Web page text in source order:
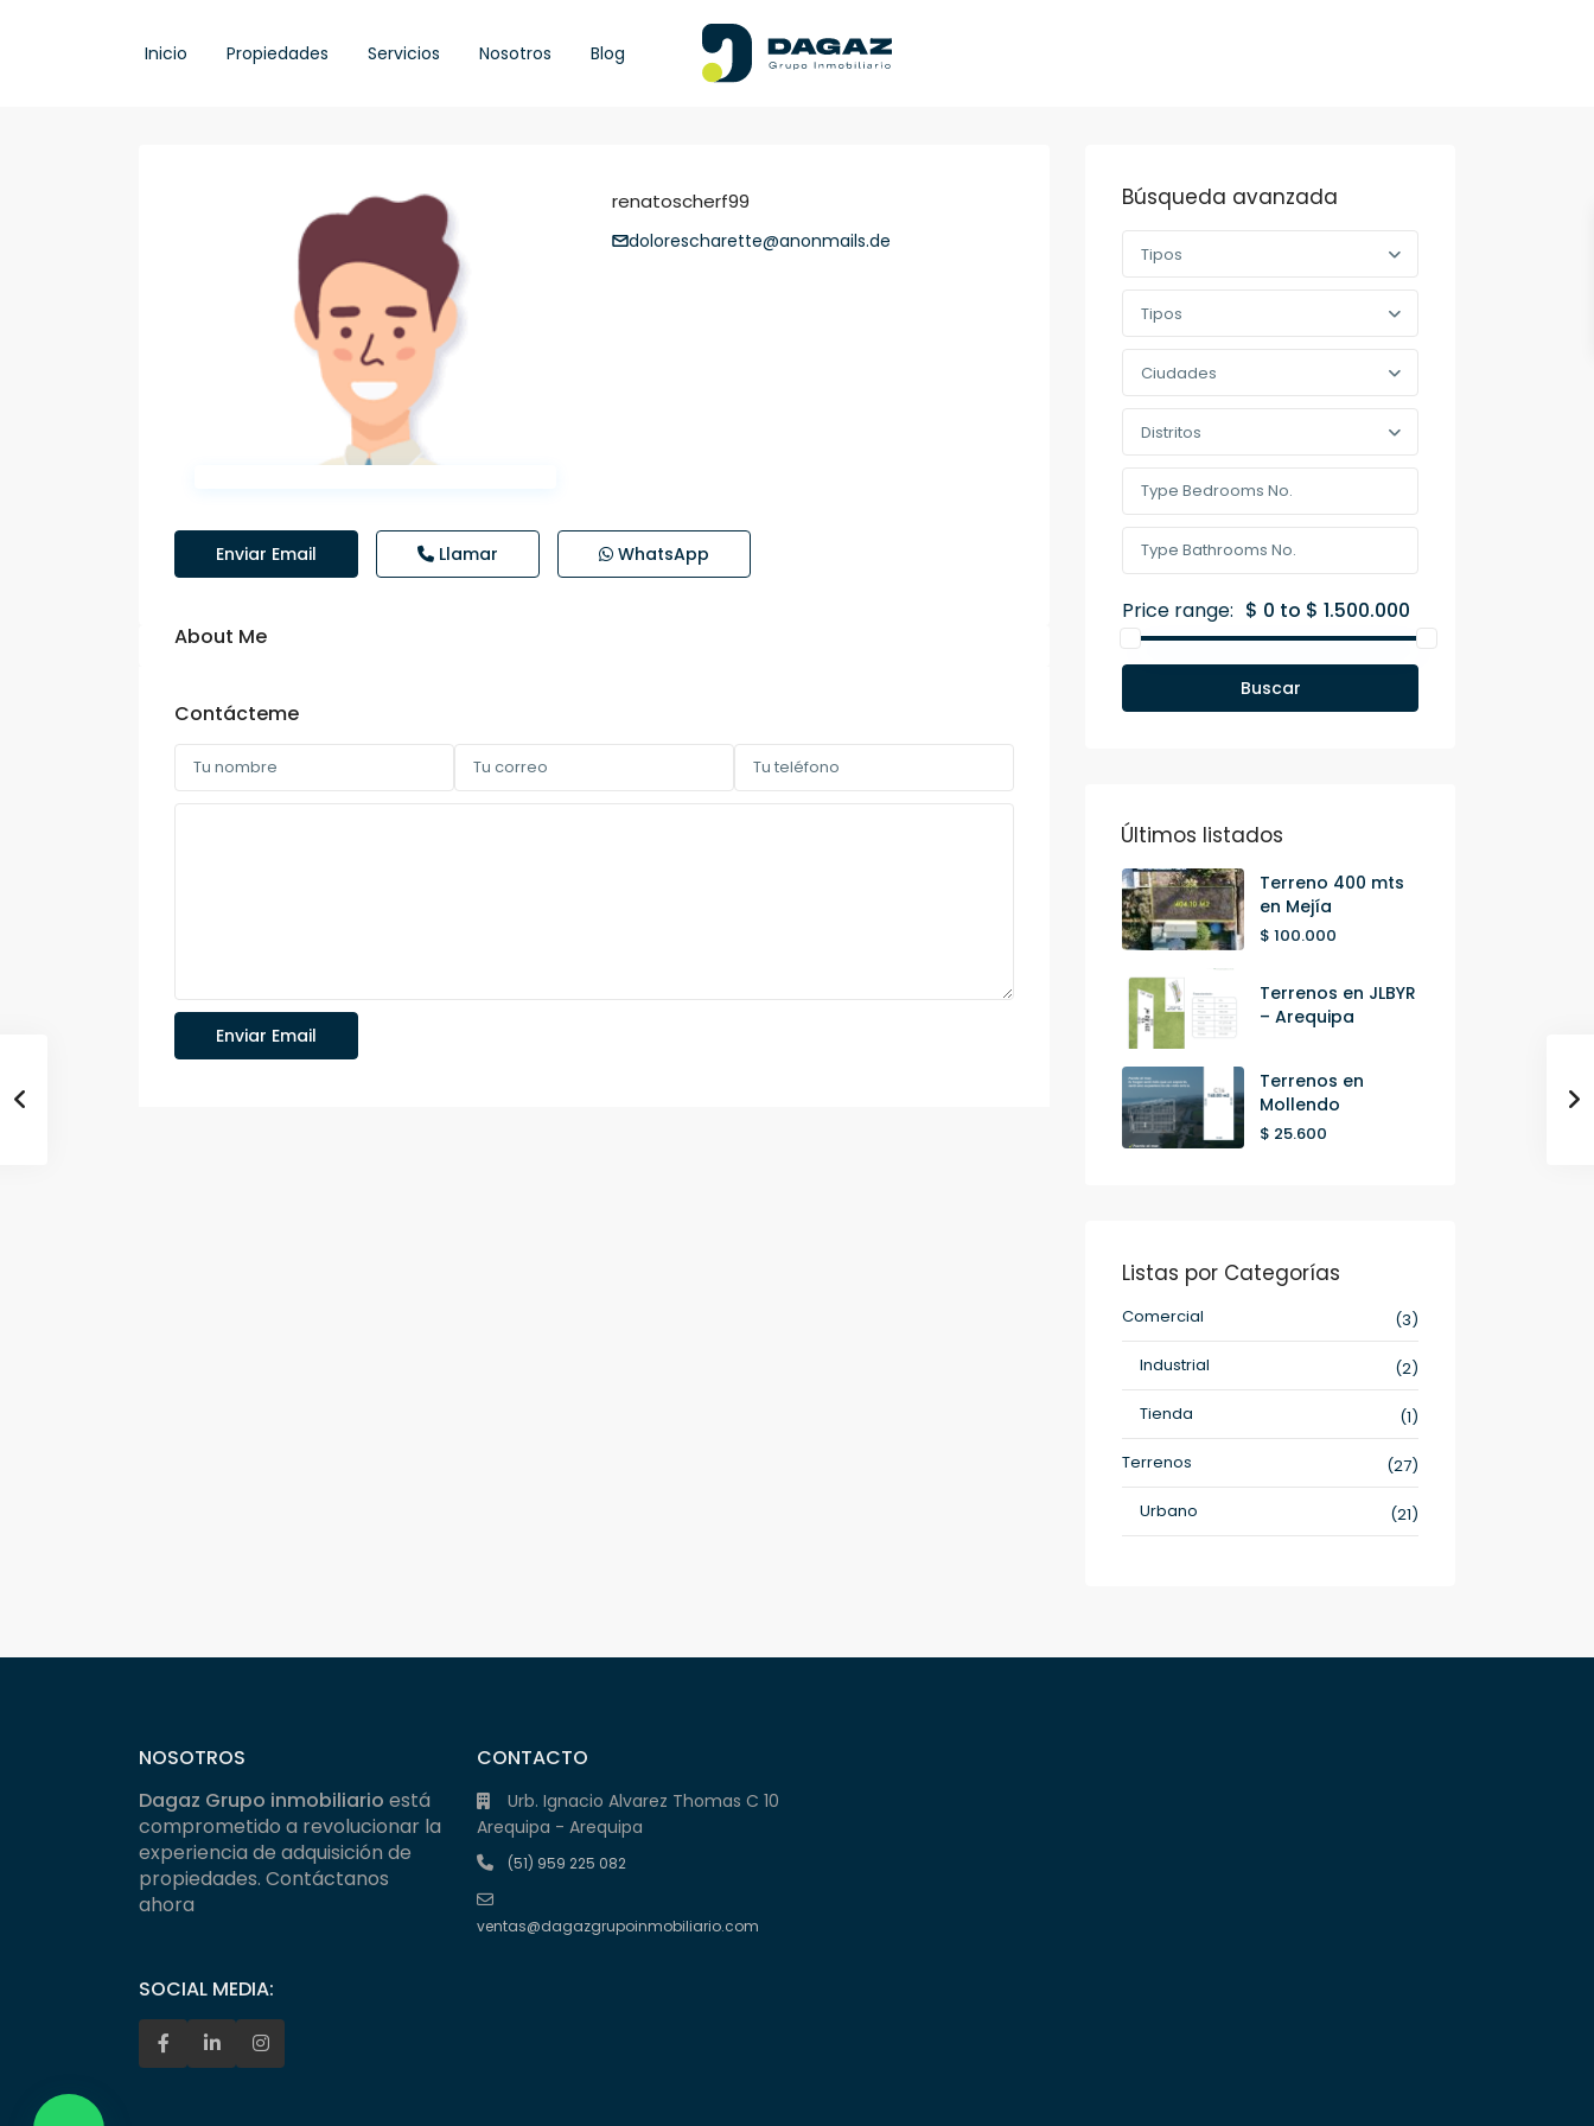
Inicio Propiedades Servicios Nosotros Blog
renatoscherf99
dolorescharette@anonmails.de
Enviar Email Llamar WhatsApp
About Me
Contácteme
Búsqueda avanzada
Tipos
Tipos
Ciudades
Distritos
Price range: $ 0 to $ 1.500.000
Buscar
Últimos listados
Terreno 400 mts
en Mejía
$ 100.000
Terrenos en JLBYR
– Arequipa
Terrenos en
Mollendo
$ 25.600
Listas por Categorías
Comercial
(3)
Industrial
(2)
Tienda
(1)
Terrenos
(27)
Urbano
(21)
NOSOTROS
Dagaz Grupo inmobiliario está
comprometido a revolucionar la
experiencia de adquisición de
propiedades. Contáctanos
ahora
SOCIAL MEDIA:
CONTACTO
Urb. Ignacio Alvarez Thomas C 10
Arequipa - Arequipa
(51) 959 225 082
ventas@dagazgrupoinmobiliario.com